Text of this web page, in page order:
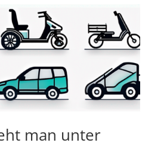
man unter